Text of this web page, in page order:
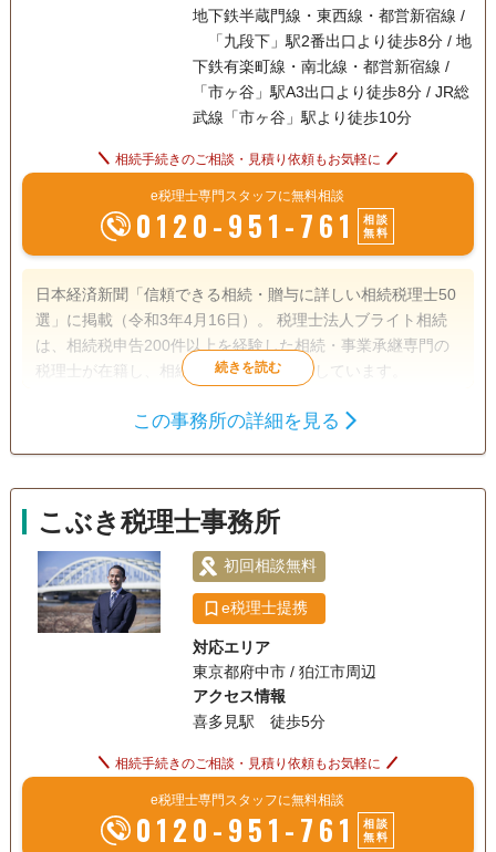
地下鉄半蔵門線・東西線・都営新宿線 /
「九段下」駅2番出口より徒歩8分 / 地
下鉄有楽町線・南北線・都営新宿線 /
「市ヶ谷」駅A3出口より徒歩8分 / JR総
武線「市ヶ谷」駅より徒歩10分
相続手続きのご相談・見積り依頼もお気軽に
e税理士専門スタッフに無料相談
0120-951-761
相談
無料
日本経済新聞「信頼できる相続・贈与に詳しい相続税理士50
選」に掲載（令和3年4月16日）。 税理士法人ブライト相続
は、相続税申告200件以上を経験した相続・事業承継専門の
税理士が在籍し、相続税申告をお手伝いしています。
遺産分割
電話相談可 訪問可 女性スタッフ対応可
初回相談無料 18時以降相談可
この事務所の詳細を見る
こぶき税理士事務所
初回相談無料
e税理士提携
対応エリア
東京都府中市 / 狛江市周辺
アクセス情報
喜多見駅 徒歩5分
相続手続きのご相談・見積り依頼もお気軽に
e税理士専門スタッフに無料相談
0120-951-761
相談
無料